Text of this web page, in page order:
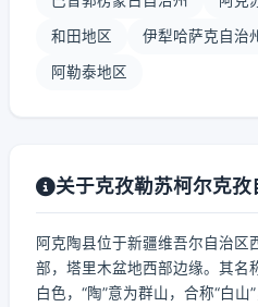
和田地区 伊犁哈萨克自治
阿勒泰地区
关于克孜勒苏柯尔克孜
阿克陶县位于新疆维吾尔自治区
部，塔里木盆地西部边缘。其名
白色，“陶”意为群山，合称“白山